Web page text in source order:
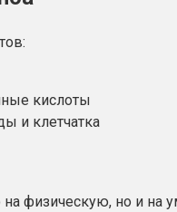
кислоты
и клетчатка
на физическую, но и